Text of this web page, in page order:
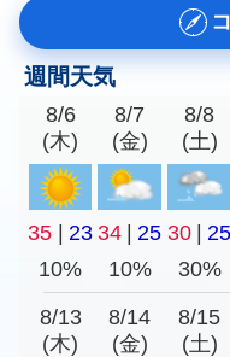
週間天気
8/6
(木)
8/7
(金)
8/8
(土)
35 | 23 34 | 25 30 | 25
10%
10% 30%
8/13
(木)
8/14
(金)
8/15
(土)